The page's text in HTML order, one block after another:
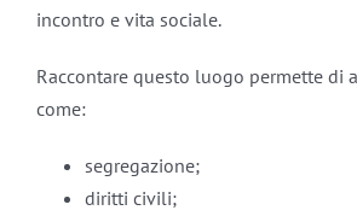
incontro e vita sociale.
Raccontare questo luogo permette di
come:
segregazione;
diritti civili;